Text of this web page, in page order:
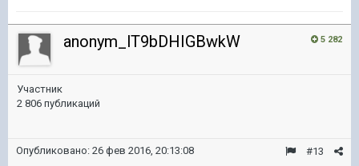
5 282
anonym_lT9bDHIGBwkW
Участник
2 806 публикаций
#13
Опубликовано: 26 фев 2016, 20:13:08